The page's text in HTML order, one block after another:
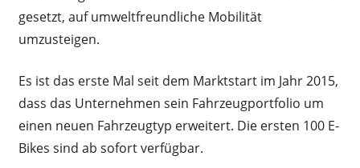
gesetzt, auf umweltfreundliche Mobilität
umzusteigen.
Es ist das erste Mal seit dem Marktstart im Jahr 2015,
dass das Unternehmen sein Fahrzeugportfolio um
einen neuen Fahrzeugtyp erweitert. Die ersten 100 E-
Bikes sind ab sofort verfügbar.